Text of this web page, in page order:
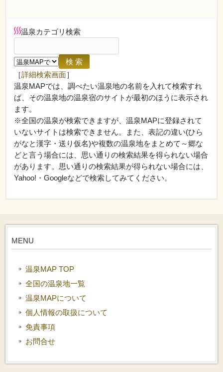
温泉カテゴリ検索
［詳細検索画面］
温泉MAPでは、調べたい温泉地の名前を入れて検索すれ
ば、その温泉地の温泉宿のサイトが最初のほうに表示され
ます。
※全国の温泉が検索できますが、温泉MAPに登録されて
いないサイトは検索できません。また、表記の違い(ひら
がなと漢字・送り仮名)や複数の温泉地をまとめて～郷な
どと言う場合には、思い通りの検索結果を得られない場合
があります。思い通りの検索結果が得られない場合には、
Yahoo!・Googleなどで検索してみてください。
MENU
温泉MAP TOP
全国の温泉地一覧
温泉MAPについて
個人情報の取扱について
免責事項
お問合せ